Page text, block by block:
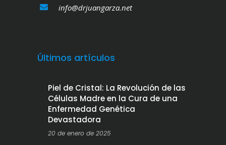
info@drjuangarza.net
Últimos artículos
Piel de Cristal: La Revolución de las
Células Madre en la Cura de una
Enfermedad Genética
Devastadora
20 de enero de 2025